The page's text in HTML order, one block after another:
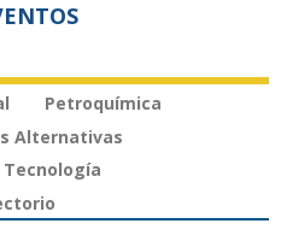
Petroquímica
Alternativas
Tecnología